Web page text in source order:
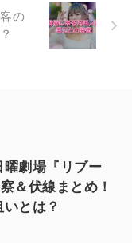
の
曜劇場『リブー
＆伏線まとめ！
とは？